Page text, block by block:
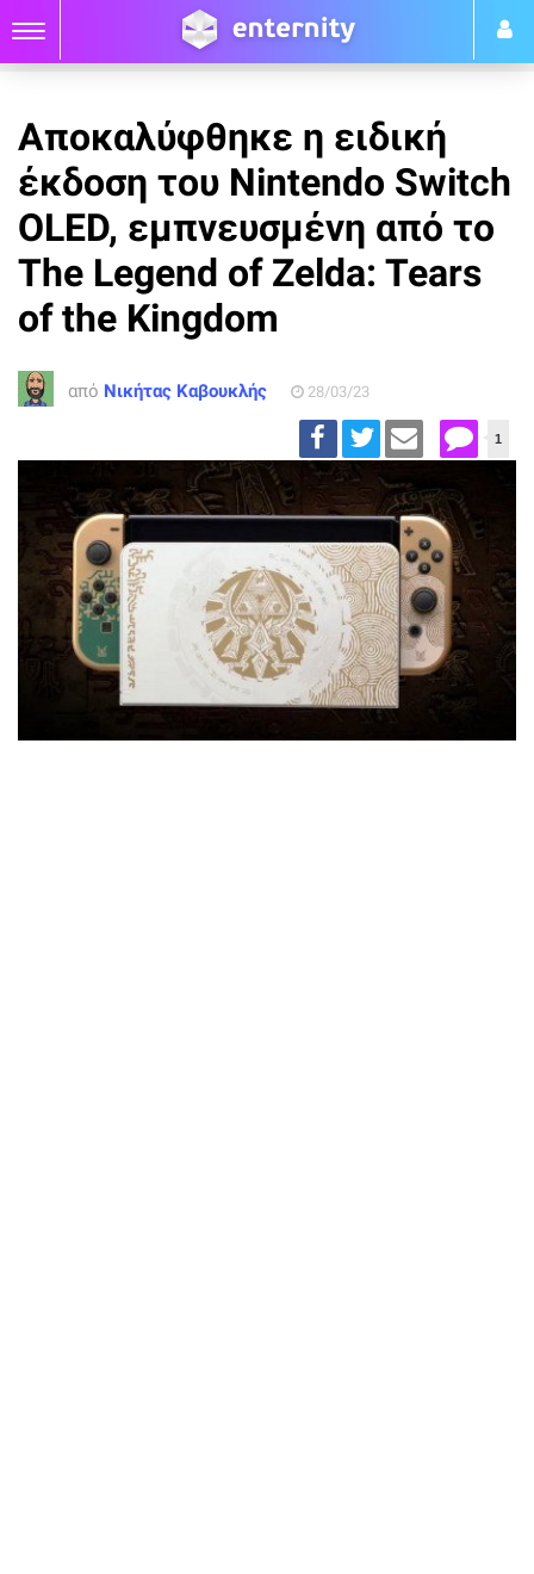
Αποκαλύφθηκε η ειδική
έκδοση του Nintendo Switch
OLED, εμπνευσμένη από το
The Legend of Zelda: Tears
of the Kingdom
από Νικήτας Καβουκλής 28/03/23
1